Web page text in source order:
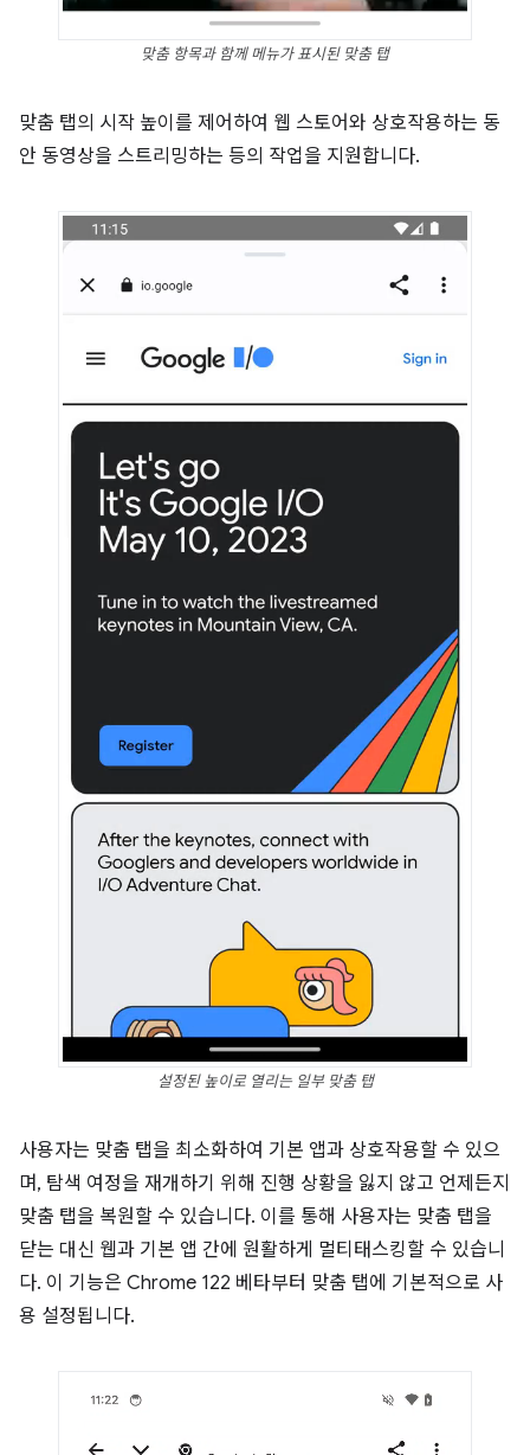
맞춤 항목과 함께 메뉴가 표시된 맞춤 탭
맞춤 탭의 시작 높이를 제어하여 웹 스토어와 상호작용하는 동
안 동영상을 스트리밍하는 등의 작업을 지원합니다.
설정된 높이로 열리는 일부 맞춤 탭
사용자는 맞춤 탭을 최소화하여 기본 앱과 상호작용할 수 있으
며, 탐색 여정을 재개하기 위해 진행 상황을 잃지 않고 언제든지
맞춤 탭을 복원할 수 있습니다. 이를 통해 사용자는 맞춤 탭을
닫는 대신 웹과 기본 앱 간에 원활하게 멀티태스킹할 수 있습니
다. 이 기능은 Chrome 122 베타부터 맞춤 탭에 기본적으로 사
용 설정됩니다.